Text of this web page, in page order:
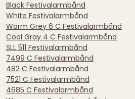
Black Festivalarmbånd
White Festivalarmbånd
Warm Grey 6 C Festivalarmbånd
Cool Gray 4 C Festivalarmbånd
SLL 511 Festivalarmbånd
7499 C Festivalarmbånd
482 C Festivalarmbånd
7521 C Festivalarmbånd
4685 C Festivalarmbånd